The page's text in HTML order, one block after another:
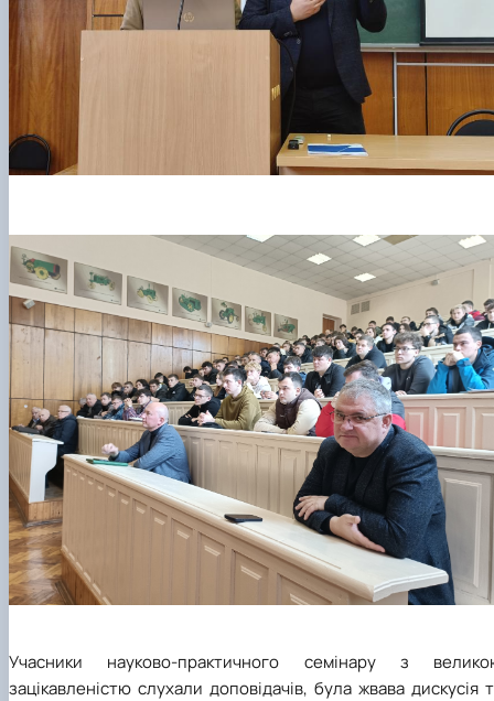
Учасники науково-практичного семінару з
зацікавленістю слухали доповідачів, була жвава дискусія